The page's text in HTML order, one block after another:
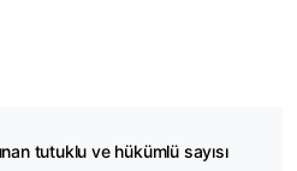
tutuklu ve hükümlü sayısı